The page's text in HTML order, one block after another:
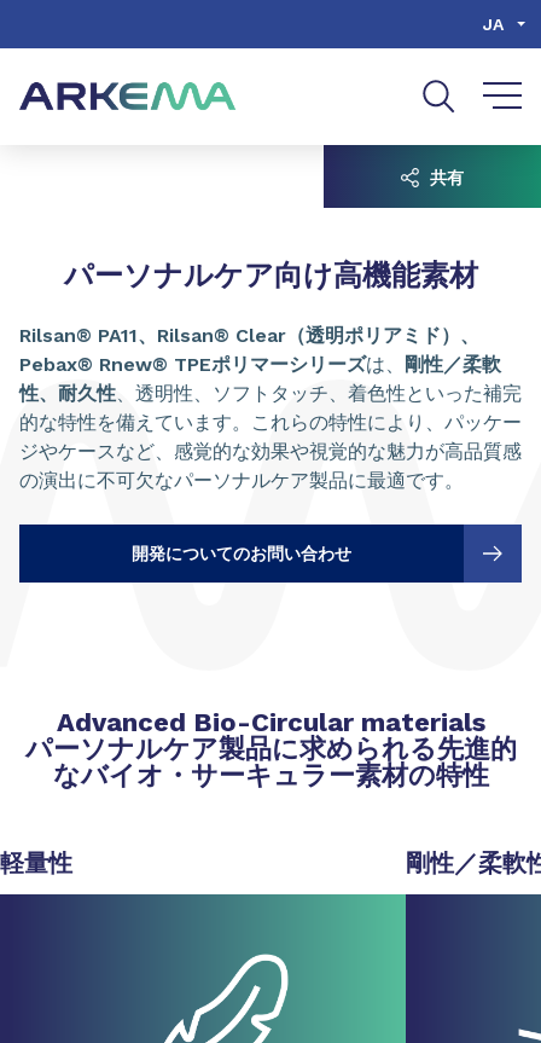
JA
パーソナルケア向け高機能素材
Rilsan® PA11、Rilsan® Clear（透明ポリアミド）、
Pebax® Rnew® TPEポリマーシリーズは、
剛性／柔軟
性、耐久性、透明性、ソフトタッチ、着色性といった補完
的な特性を備えています。これらの特性により、パッケー
ジやケースなど、感覚的な効果や視覚的な魅力が高品質感
の演出に不可欠なパーソナルケア製品に最適です。
開発についてのお問い合わせ
共有
Advanced Bio-Circular materials
パーソナルケア製品に求められる先進的
なバイオ・サーキュラー素材の特性
軽量性 剛性／柔軟